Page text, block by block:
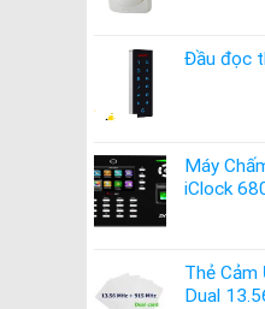
Đầu đọc
Máy
iClock
Thẻ Cảm
Dual